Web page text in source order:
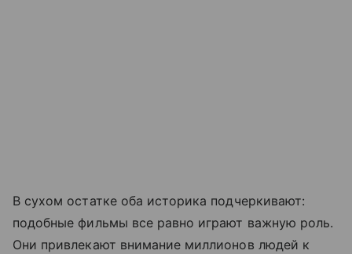
В сухом остатке оба историка подчеркивают:
подобные фильмы все равно играют важную роль.
Они привлекают внимание миллионов людей к